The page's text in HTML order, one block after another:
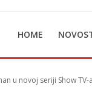
HOME
u novoj seriji Show TV-a